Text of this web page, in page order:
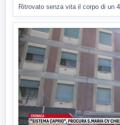
Ritrovato senza vita il corpo di un